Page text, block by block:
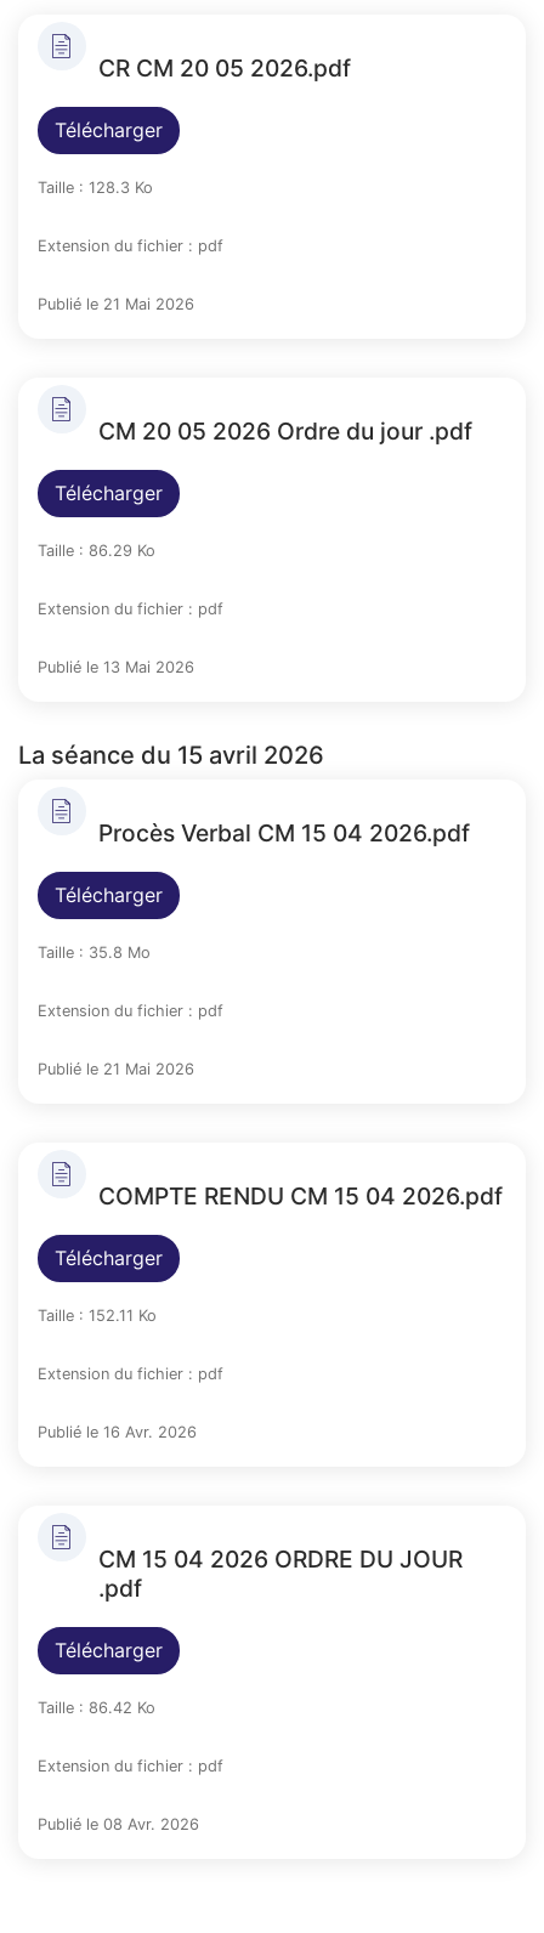
CR CM 20 05 2026.pdf
Télécharger
Taille : 128.3 Ko
Extension du fichier : pdf
Publié le 21 Mai 2026
CM 20 05 2026 Ordre du jour .pdf
Télécharger
Taille : 86.29 Ko
Extension du fichier : pdf
Publié le 13 Mai 2026
La séance du 15 avril 2026
Procès Verbal CM 15 04 2026.pdf
Télécharger
Taille : 35.8 Mo
Extension du fichier : pdf
Publié le 21 Mai 2026
COMPTE RENDU CM 15 04 2026.pdf
Télécharger
Taille : 152.11 Ko
Extension du fichier : pdf
Publié le 16 Avr. 2026
CM 15 04 2026 ORDRE DU JOUR
.pdf
Télécharger
Taille : 86.42 Ko
Extension du fichier : pdf
Publié le 08 Avr. 2026